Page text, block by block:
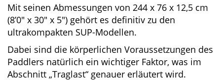
Mit seinen Abmessungen von 244 x 76 x 12,5
cm (8’0″ x 30″ x 5″) gehört es definitiv zu den
ultrakompakten SUP-Modellen.
Dabei sind die körperlichen Voraussetzungen
des Paddlers natürlich ein wichtiger Faktor, was
im Abschnitt „Traglast“ genauer erläutert wird.